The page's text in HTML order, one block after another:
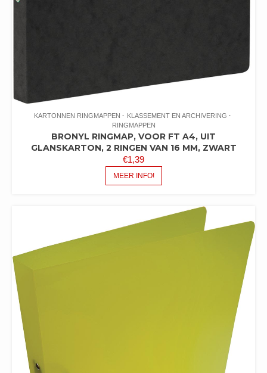
KARTONNEN RINGMAPPEN
KLASSEMENT EN ARCHIVERING
RINGMAPPEN
BRONYL RINGMAP, VOOR FT A4, UIT
GLANSKARTON, 2 RINGEN VAN 16 MM, ZWART
€1,39
MEER INFO!